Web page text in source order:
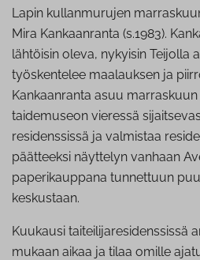
Lapin kullanmurujen
Mira Kankaanranta (s.1983).
lähtöisin oleva, nykyisin Teijolla
työskentelee maalauksen ja
Kankaanranta asuu
taidemuseon vieressä
residenssissä ja valmistaa
päätteeksi näyttelyn vanhaan
paperikauppana tunnettuun
keskustaan.
Kuukausi taiteilijaresidenssissä
mukaan aikaa ja tilaa omille